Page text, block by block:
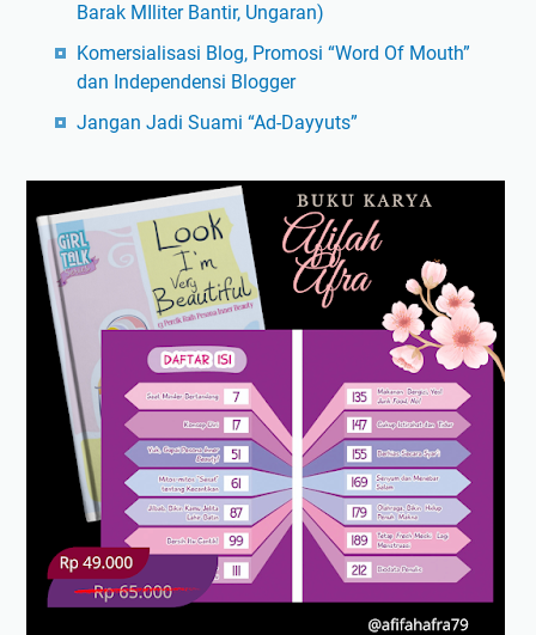
Barak MIliter Bantir, Ungaran)
Komersialisasi Blog, Promosi “Word Of Mouth”
dan Independensi Blogger
Jangan Jadi Suami “Ad-Dayyuts”